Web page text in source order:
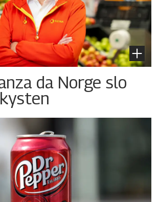
da Norge slo